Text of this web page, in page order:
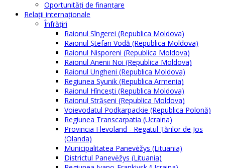
Oportunităţi de finanţare
Relaţii internaţionale
Înfrăţiri
Raionul Sîngerei (Republica Moldova)
Raionul Ștefan Vodă (Republica Moldova)
Raionul Nisporeni (Republica Moldova)
Raionul Anenii Noi (Republica Moldova)
Raionul Ungheni (Republica Moldova)
Regiunea Syunik (Republica Armenia)
Raionul Hîncești (Republica Moldova)
Raionul Străşeni (Republica Moldova)
Voievodatul Podkarpackie (Republica Polonă)
Regiunea Transcarpatia (Ucraina)
Provincia Flevoland - Regatul Ţărilor de Jos
(Olanda)
Municipalitatea Panevėžys (Lituania)
Districtul Panevėžys (Lituania)